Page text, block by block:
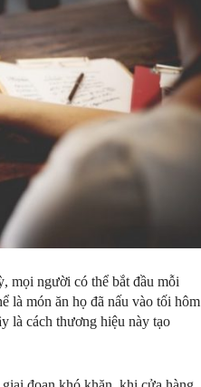
mọi người có thể bắt đầu mỗi
là món ăn họ đã nấu vào tối hôm
là cách thương hiệu này tạo